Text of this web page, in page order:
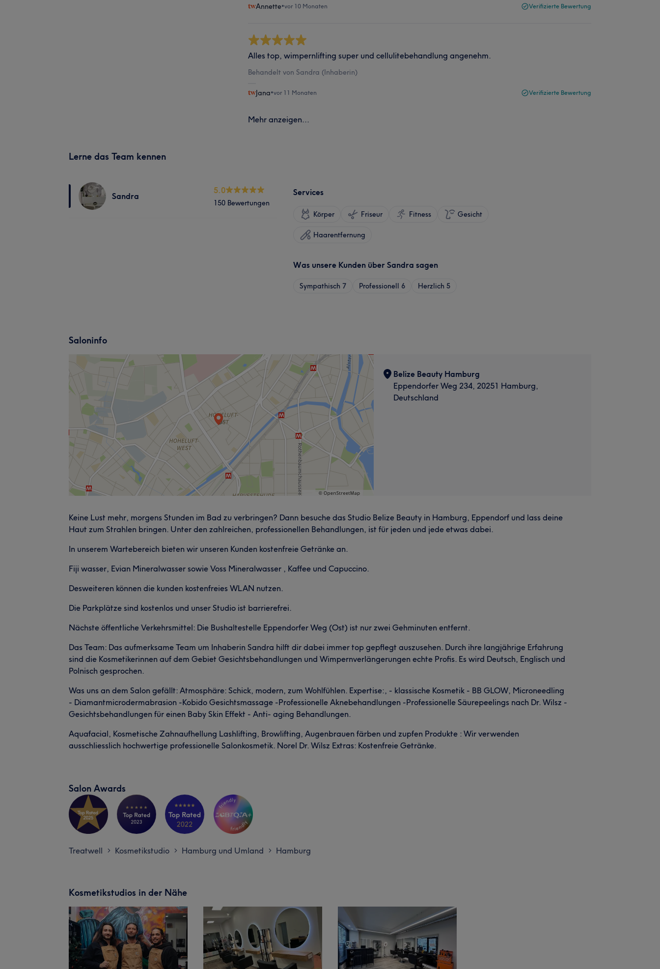
Annette•vor 10 Monaten Verifizierte Bewertung
Alles top, wimpernlifting super und cellulitebehandlung angenehm.
Behandelt von Sandra (Inhaberin)
Jana•vor 11 Monaten Verifizierte Bewertung
Mehr anzeigen...
Lerne das Team kennen
Sandra
5.0
150 Bewertungen
Services
Körper Friseur Fitness Gesicht
Haarentfernung
Was unsere Kunden über Sandra sagen
Sympathisch 7 Professionell 6 Herzlich 5
Saloninfo
Belize Beauty Hamburg
Eppendorfer Weg 234, 20251 Hamburg,
Deutschland
Keine Lust mehr, morgens Stunden im Bad zu verbringen? Dann besuche das Studio Belize Beauty in Hamburg, Eppendorf und lass deine
Haut zum Strahlen bringen. Unter den zahlreichen, professionellen Behandlungen, ist für jeden und jede etwas dabei.
In unserem Wartebereich bieten wir unseren Kunden kostenfreie Getränke an.
Fiji wasser, Evian Mineralwasser sowie Voss Mineralwasser , Kaffee und Capuccino.
Desweiteren können die kunden kostenfreies WLAN nutzen.
Die Parkplätze sind kostenlos und unser Studio ist barrierefrei.
Nächste öffentliche Verkehrsmittel: Die Bushaltestelle Eppendorfer Weg (Ost) ist nur zwei Gehminuten entfernt.
Das Team: Das aufmerksame Team um Inhaberin Sandra hilft dir dabei immer top gepflegt auszusehen. Durch ihre langjährige Erfahrung
sind die Kosmetikerinnen auf dem Gebiet Gesichtsbehandlungen und Wimpernverlängerungen echte Profis. Es wird Deutsch, Englisch und
Polnisch gesprochen.
Was uns an dem Salon gefällt: Atmosphäre: Schick, modern, zum Wohlfühlen. Expertise:, - klassische Kosmetik - BB GLOW, Microneedling
- Diamantmicrodermabrasion -Kobido Gesichtsmassage -Professionelle Aknebehandlungen -Professionelle Säurepeelings nach Dr. Wilsz -
Gesichtsbehandlungen für einen Baby Skin Effekt - Anti- aging Behandlungen.
Aquafacial, Kosmetische Zahnaufhellung Lashlifting, Browlifting, Augenbrauen färben und zupfen Produkte : Wir verwenden
ausschliesslich hochwertige professionelle Salonkosmetik. Norel Dr. Wilsz Extras: Kostenfreie Getränke.
Salon Awards
Treatwell > Kosmetikstudio > Hamburg und Umland > Hamburg
Kosmetikstudios in der Nähe